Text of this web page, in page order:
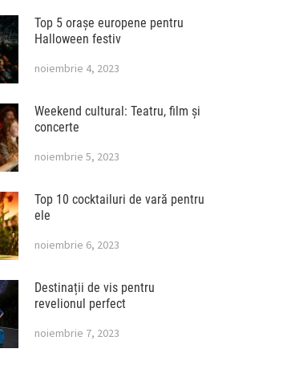
Top 5 orașe europene pentru
Halloween festiv
noiembrie 4, 2023
Weekend cultural: Teatru, film și
concerte
noiembrie 5, 2023
Top 10 cocktailuri de vară pentru
ele
noiembrie 6, 2023
Destinații de vis pentru
revelionul perfect
noiembrie 7, 2023